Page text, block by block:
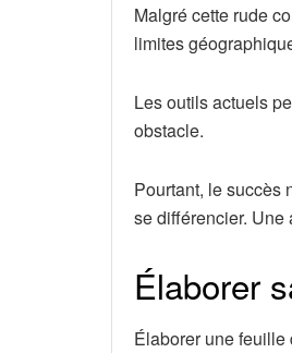
Malgré cette rude
limites
Les outils actuels
obstacle.
Pourtant, le succès
se différencier.
Élaborer
Élaborer une feuille